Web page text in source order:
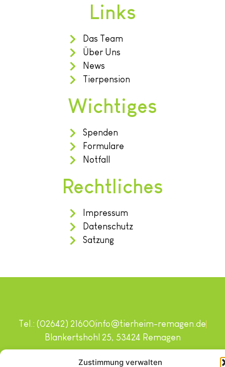
Zustimmung verwalten
Links
Das Team
Über Uns
News
Tierpension
Wichtiges
Spenden
Formulare
Notfall
Rechtliches
Impressum
Datenschutz
Satzung
Copyright © 2024. Alle Rechte vorbehalten.
Tel.: (02642) 21600info@tierheim-remagen.de
Blankertshohl 25, 53424 Remagen